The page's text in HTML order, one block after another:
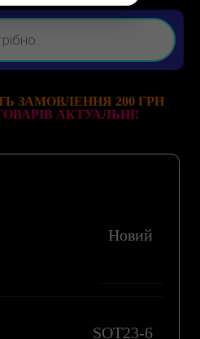
ЗАМОВЛЕННЯ 200 ГРН
АКТУАЛЬНІ!
Новий
SOT23-6